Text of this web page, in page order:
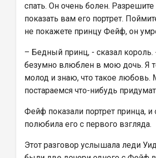
спать. Он очень болен.
показать вам его портрет.
не покажете принцу Фейф, он
– Бедный принц, - сказал король.
безумно влюблен в мою дочь. Я
молод и знаю, что такое любовь.
постараемся что-нибудь
Фейф показали портрет принца, и
полюбила его с первого взгляда.
Этот разговор услышала леди